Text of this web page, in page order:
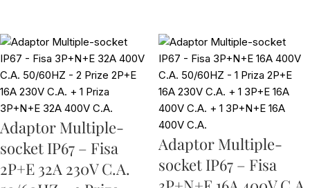
Adaptor Multiple-
socket IP67 – Fisa
2P+E 32A 230V C.A.
Adaptor Multiple-
socket IP67 – Fisa